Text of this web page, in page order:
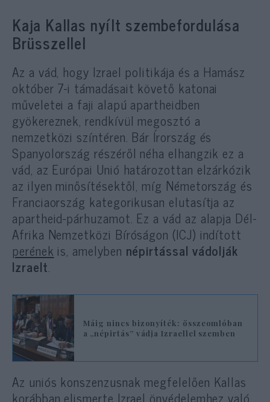
Kaja Kallas nyílt szembefordulása
Brüsszellel
Az a vád, hogy Izrael politikája és a Hamász
október 7-i támadásait követő katonai
műveletei a faji alapú apartheidben
gyökereznek, rendkívül megosztó a
nemzetközi színtéren. Bár Írország és
Spanyolország részéről néha elhangzik ez a
vád, az Európai Unió határozottan elzárkózik
az ilyen minősítésektől, míg Németország és
Franciaország kategorikusan elutasítja az
apartheid-párhuzamot. Ez a vád az alapja Dél-
Afrika Nemzetközi Bíróságon (ICJ) indított
perének is, amelyben népirtással vádolják
Izraelt.
Máig nincs bizonyíték: összeomlóban
a „népirtás” vádja Izraellel szemben
Az uniós konszenzusnak megfelelően Kallas
korábban elismerte Izrael önvédelemhez való